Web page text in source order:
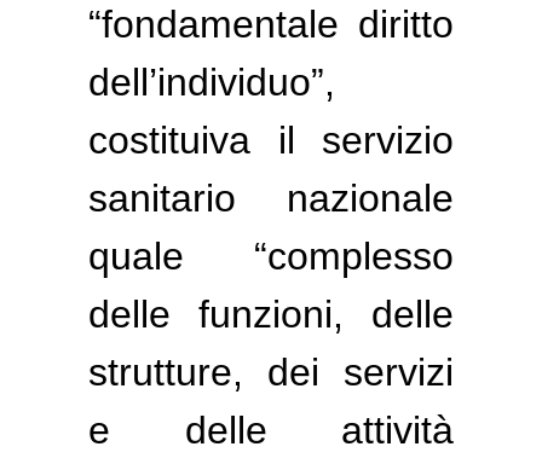
“fondamentale diritto
dell’individuo”,
costituiva il servizio
sanitario nazionale
quale “complesso
delle funzioni, delle
strutture, dei servizi
e delle attività